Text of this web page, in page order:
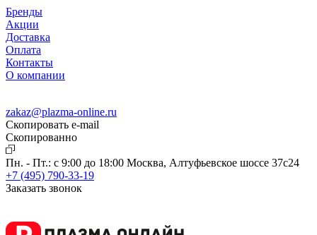
Бренды
Акции
Доставка
Оплата
Контакты
О компании
zakaz@plazma-online.ru
Скопировать e-mail
Cкопированно
Пн. - Пт.: с 9:00 до 18:00 Москва, Алтуфьевское шоссе 37с24
+7 (495) 790-33-19
Заказать звонок